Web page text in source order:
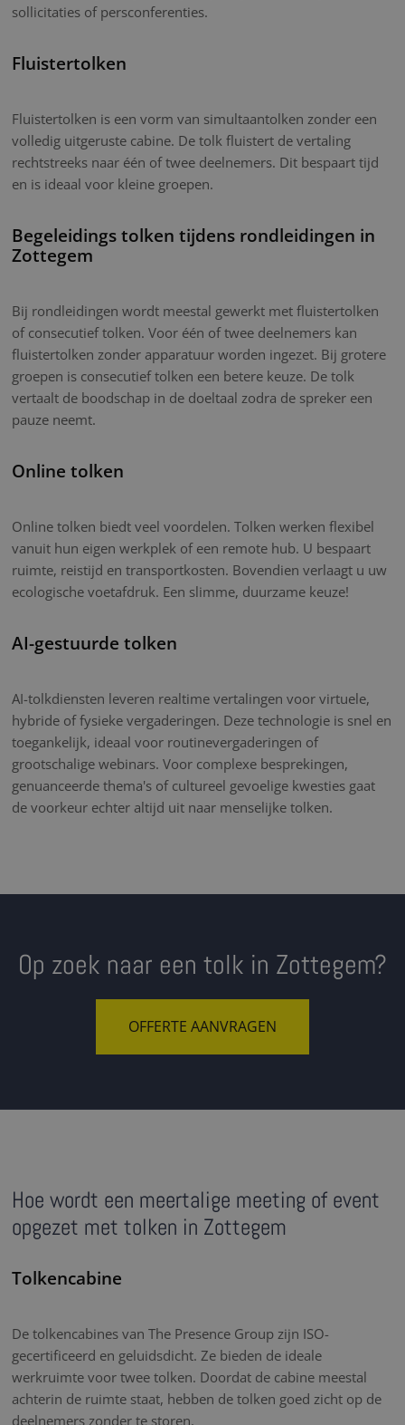
sollicitaties of persconferenties.
Fluistertolken
Fluistertolken is een vorm van simultaantolken zonder een
volledig uitgeruste cabine. De tolk fluistert de vertaling
rechtstreeks naar één of twee deelnemers. Dit bespaart tijd
en is ideaal voor kleine groepen.
Begeleidings tolken tijdens rondleidingen in
Zottegem
Bij rondleidingen wordt meestal gewerkt met fluistertolken
of consecutief tolken. Voor één of twee deelnemers kan
fluistertolken zonder apparatuur worden ingezet. Bij grotere
groepen is consecutief tolken een betere keuze. De tolk
vertaalt de boodschap in de doeltaal zodra de spreker een
pauze neemt.
Online tolken
Online tolken biedt veel voordelen. Tolken werken flexibel
vanuit hun eigen werkplek of een remote hub. U bespaart
ruimte, reistijd en transportkosten. Bovendien verlaagt u uw
ecologische voetafdruk. Een slimme, duurzame keuze!
AI-gestuurde tolken
AI-tolkdiensten leveren realtime vertalingen voor virtuele,
hybride of fysieke vergaderingen. Deze technologie is snel en
toegankelijk, ideaal voor routinevergaderingen of
grootschalige webinars. Voor complexe besprekingen,
genuanceerde thema's of cultureel gevoelige kwesties gaat
de voorkeur echter altijd uit naar menselijke tolken.
Op zoek naar een tolk in Zottegem?
OFFERTE AANVRAGEN
Hoe wordt een meertalige meeting of event
opgezet met tolken in Zottegem
Tolkencabine
De tolkencabines van The Presence Group zijn ISO-
gecertificeerd en geluidsdicht. Ze bieden de ideale
werkruimte voor twee tolken. Doordat de cabine meestal
achterin de ruimte staat, hebben de tolken goed zicht op de
deelnemers zonder te storen.